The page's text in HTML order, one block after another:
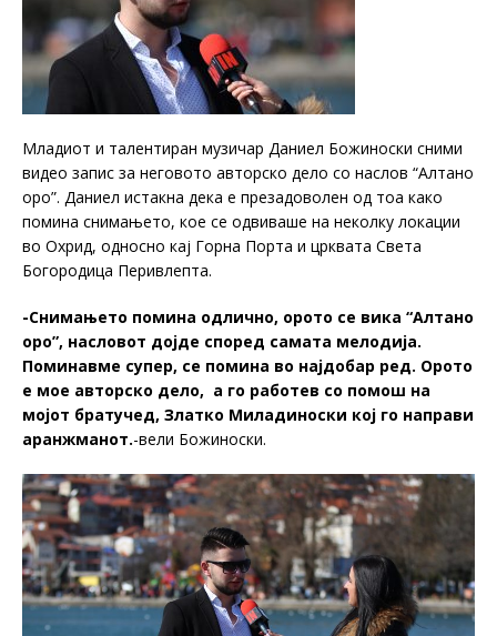
Младиот и талентиран музичар Даниел Божиноски сними
видео запис за неговото авторско дело со наслов “Алтано
оро”. Даниел истакна дека е презадоволен од тоа како
помина снимањето, кое се одвиваше на неколку локации
во Охрид, односно кај Горна Порта и црквата Света
Богородица Перивлепта.
-Снимањето помина одлично, орото се вика “Алтано
оро”, насловот дојде според самата мелодија.
Поминавме супер, се помина во најдобар ред. Орото
е мое авторско дело, а го работев со помош на
мојот братучед, Златко Миладиноски кој го направи
аранжманот.-вели Божиноски.